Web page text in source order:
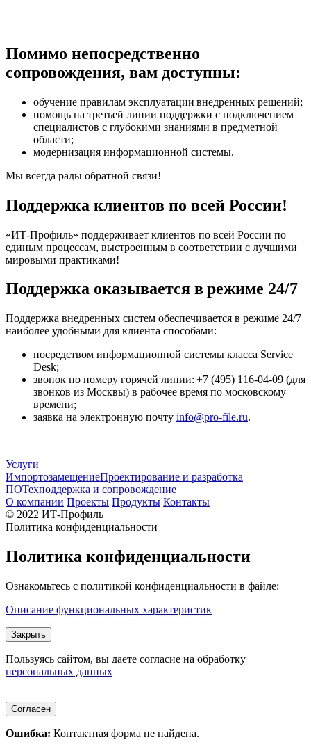
Помимо непосредственно
сопровождения, вам доступны:
обучение правилам эксплуатации внедренных решений;
помощь на третьей линии поддержки с подключением
специалистов с глубокими знаниями в предметной
области;
модернизация информационной системы.
Мы всегда рады обратной связи!
Поддержка клиентов по всей России!
«ИТ-Профиль» поддерживает клиентов по всей России по
единым процессам, выстроенным в соответствии с лучшими
мировыми практиками!
Поддержка оказывается в режиме 24/7
Поддержка внедренных систем обеспечивается в режиме 24/7
наиболее удобными для клиента способами:
посредством информационной системы класса Service
Desk;
звонок по номеру горячей линии: +7 (495) 116-04-09 (для
звонков из Москвы) в рабочее время по московскому
времени;
заявка на электронную почту info@pro-file.ru.
Услуги
ИмпортозамещениеПроектирование и разработка
ПОТехподдержка и сопровождение
О компании Проекты Продукты Контакты
© 2022 ИТ-Профиль
Политика конфиденциальности
Политика конфиденциальности
Ознакомьтесь с политикой конфиденциальности в файле:
Описание функциональных характеристик
Закрыть
Пользуясь сайтом, вы даете согласие на обработку
персональных данных
Согласен
Ошибка: Контактная форма не найдена.